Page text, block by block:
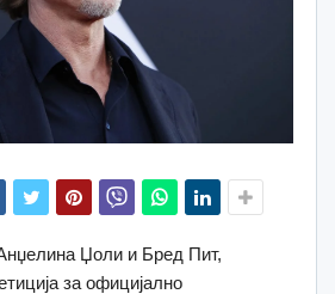
Џоли и Бред Пит,
за официјално